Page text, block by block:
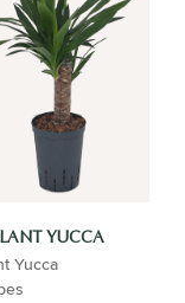
YUCCA
Yucca